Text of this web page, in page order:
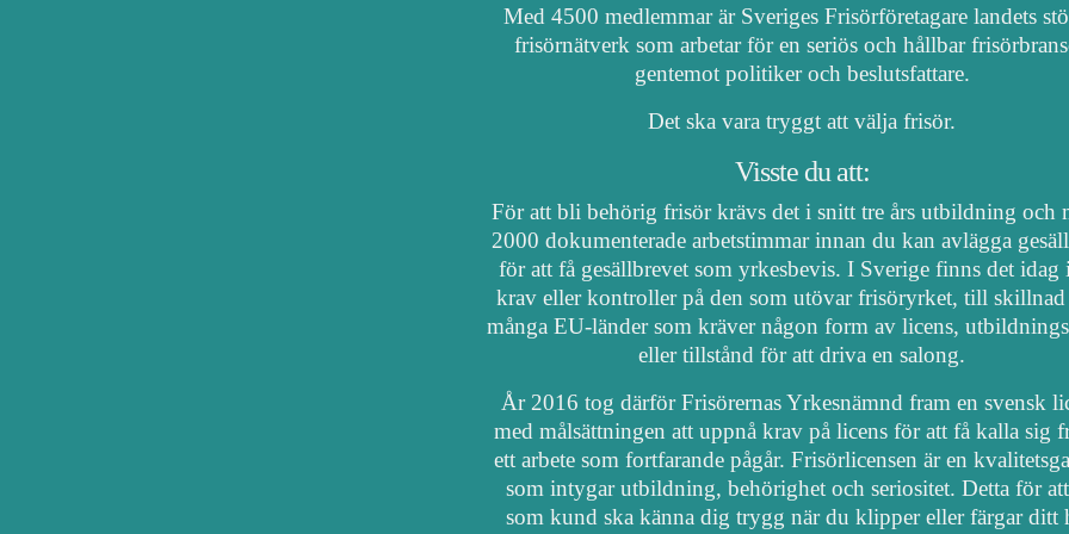
Med 4500 medlemmar är Sveriges Frisörföretagare landets
frisörnätverk som arbetar för en seriös och hållbar
gentemot politiker och beslutsfattare.
Det ska vara tryggt att välja frisör.
Visste du att:
För att bli behörig frisör krävs det i snitt tre års utbildning och
2000 dokumenterade arbetstimmar innan du kan avlägga
för att få gesällbrevet som yrkesbevis. I Sverige finns det idag
krav eller kontroller på den som utövar frisöryrket, till
många EU-länder som kräver någon form av licens,
eller tillstånd för att driva en salong.
År 2016 tog därför Frisörernas Yrkesnämnd fram en svensk
med målsättningen att uppnå krav på licens för att få kalla sig
ett arbete som fortfarande pågår. Frisörlicensen är en
som intygar utbildning, behörighet och seriositet. Detta för
som kund ska känna dig trygg när du klipper eller färgar ditt